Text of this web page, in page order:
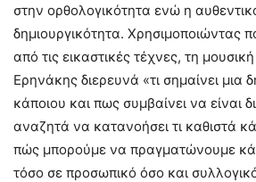
στην ορθολογικότητα ενώ η
δημιουργικότητα. Χρησιμοποιώντας
από τις εικαστικές τέχνες, τη
Ερηνάκης διερευνά «τι σημαίνει μια
κάποιου και πως συμβαίνει να είναι
αναζητά να κατανοήσει τι καθιστά
πώς μπορούμε να πραγματώνουμε
τόσο σε προσωπικό όσο και